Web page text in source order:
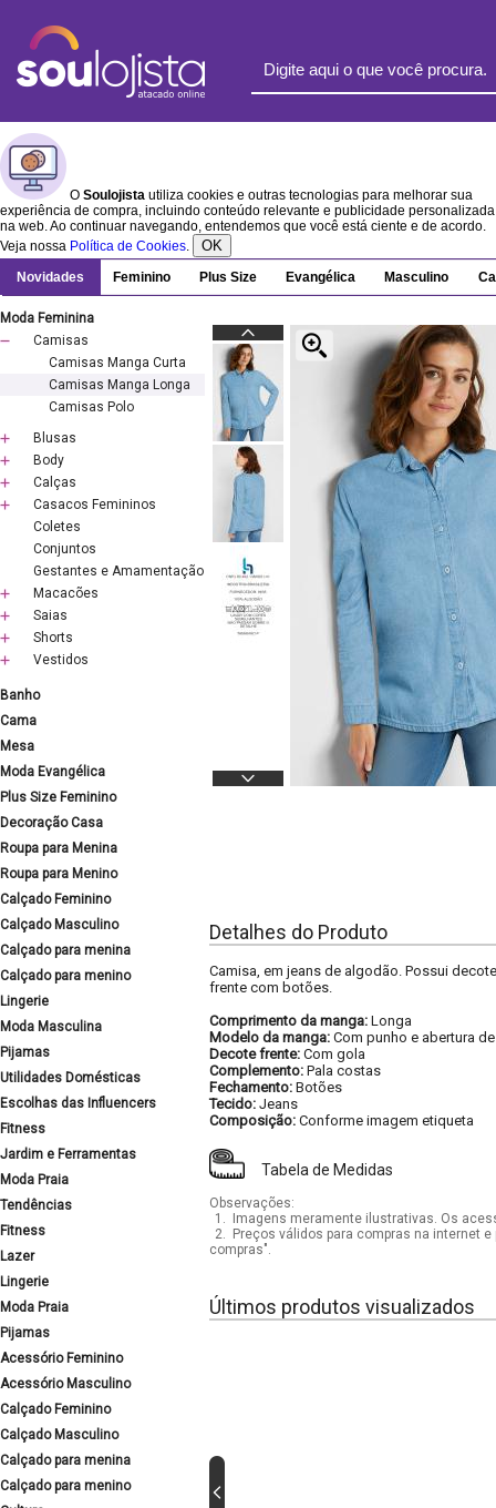
O Soulojista utiliza cookies e outras tecnologias para melhorar sua
experiência de compra, incluindo conteúdo relevante e publicidade personalizada
na web. Ao continuar navegando, entendemos que você está ciente e de acordo.
Veja nossa Política de Cookies. OK
Novidades Feminino Plus Size Evangélica Masculino
Moda Feminina
Camisas
Camisas Manga Curta
Camisas Manga Longa
Camisas Polo
Blusas
Body
Calças
Casacos Femininos
Coletes
Conjuntos
Gestantes e Amamentação
Macacões
Saias
Shorts
Vestidos
Banho
Cama
Mesa
Moda Evangélica
Plus Size Feminino
Decoração Casa
Roupa para Menina
Roupa para Menino
Calçado Feminino
Calçado Masculino
Calçado para menina
Calçado para menino
Lingerie
Moda Masculina
Pijamas
Utilidades Domésticas
Escolhas das Influencers
Fitness
Jardim e Ferramentas
Moda Praia
Tendências
Fitness
Lazer
Lingerie
Moda Praia
Pijamas
Acessório Feminino
Acessório Masculino
Calçado Feminino
Calçado Masculino
Calçado para menina
Calçado para menino
Detalhes do Produto
Camisa, em jeans de algodão. Possui
frente com botões.
Comprimento da manga: Longa
Modelo da manga: Com punho e abertura
Decote frente: Com gola
Complemento: Pala costas
Fechamento: Botões
Tecido: Jeans
Composição: Conforme imagem etiqueta
Tabela de Medidas
Observações:
1.
Imagens meramente ilustrativas. Os
2.
Preços válidos para compras na internet
compras".
Últimos produtos visualizados